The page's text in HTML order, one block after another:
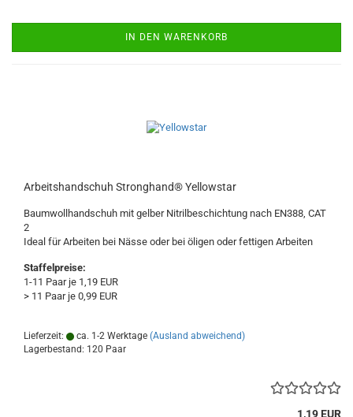
IN DEN WARENKORB
Arbeitshandschuh Stronghand® Yellowstar
Baumwollhandschuh mit gelber Nitrilbeschichtung nach EN388, CAT
2
Ideal für Arbeiten bei Nässe oder bei öligen oder fettigen Arbeiten
Staffelpreise:
1-11 Paar je 1,19 EUR
> 11 Paar je 0,99 EUR
Lieferzeit: ca. 1-2 Werktage (Ausland abweichend)
Lagerbestand: 120 Paar
1,19 EUR